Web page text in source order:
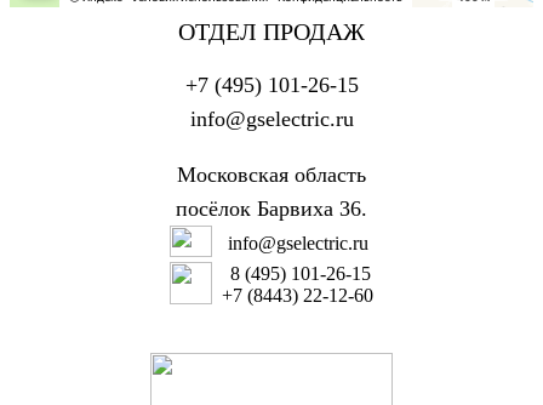
ОТДЕЛ ПРОДАЖ
+7 (495) 101-26-15
info@gselectric.ru
Московская область
посёлок Барвиха 36.
info@gselectric.ru
8 (495) 101-26-15
+7 (8443) 22-12-60